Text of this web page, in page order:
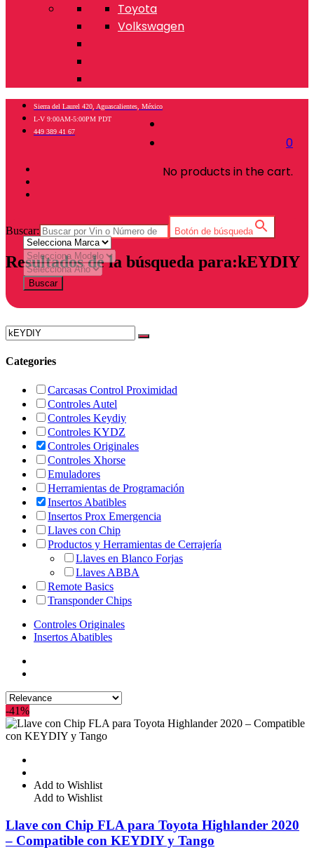
Toyota
Volkswagen
0
No products in the cart.
Sierra del Laurel 420, Aguascalientes, México
L-V 9:00AM-5:00PM PDT
449 389 41 67
Buscar: Botón de búsqueda
Resultados de la búsqueda para:kEYDIY
Buscar
Categories
Carcasas Control Proximidad
Controles Autel
Controles Keydiy
Controles KYDZ
Controles Originales
Controles Xhorse
Emuladores
Herramientas de Programación
Insertos Abatibles
Insertos Prox Emergencia
Llaves con Chip
Productos y Herramientas de Cerrajería
Llaves en Blanco Forjas
Llaves ABBA
Remote Basics
Transponder Chips
Controles Originales
Insertos Abatibles
-41%
Add to Wishlist
Add to Wishlist
Llave con Chip FLA para Toyota Highlander 2020
– Compatible con KEYDIY y Tango